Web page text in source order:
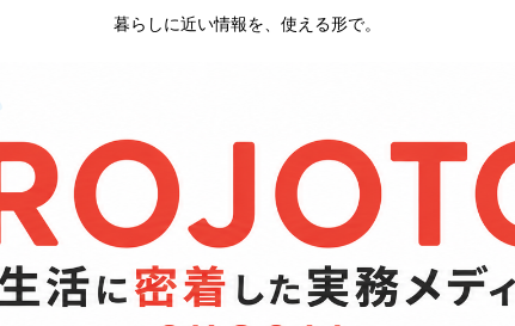
暮らしに近い情報を、使える形で。